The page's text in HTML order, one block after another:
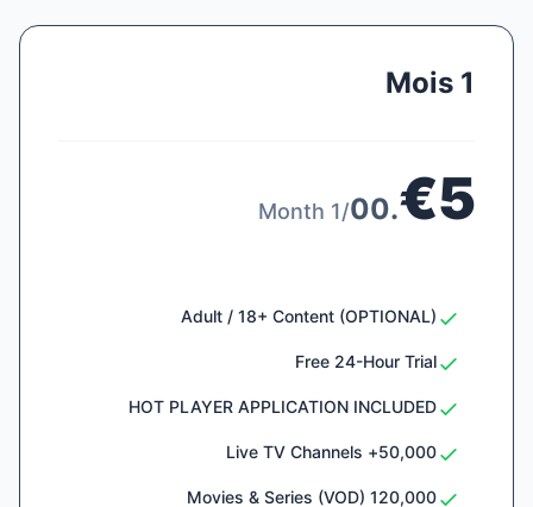
1 Mois
€5
.00
/1 Month
Adult / 18+ Content (OPTIONAL)
Free 24-Hour Trial
HOT PLAYER APPLICATION INCLUDED
50,000+ Live TV Channels
120,000 Movies & Series (VOD)